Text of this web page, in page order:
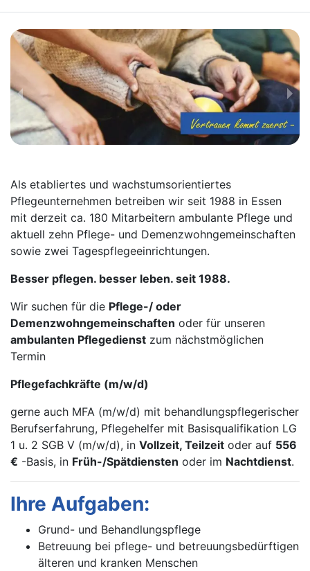
Als etabliertes und wachstumsorientiertes
Pflegeunternehmen betreiben wir seit 1988 in Essen
mit derzeit ca. 180 Mitarbeitern ambulante Pflege und
aktuell zehn Pflege- und Demenzwohngemeinschaften
sowie zwei Tagespflegeeinrichtungen.
Besser pflegen. besser leben. seit 1988.
Wir suchen für die Pflege-/ oder
Demenzwohngemeinschaften oder für unseren
ambulanten Pflegedienst zum nächstmöglichen
Termin
Pflegefachkräfte (m/w/d)
gerne auch MFA (m/w/d) mit behandlungspflegerischer
Berufserfahrung, Pflegehelfer mit Basisqualifikation LG
1 u. 2 SGB V (m/w/d), in Vollzeit, Teilzeit oder auf 556
€ -Basis, in Früh-/Spätdiensten oder im Nachtdienst.
Ihre Aufgaben:
Grund- und Behandlungspflege
Betreuung bei pflege- und betreuungsbedürftigen
älteren und kranken Menschen